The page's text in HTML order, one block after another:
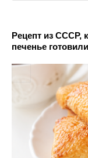
Рецепт из СССР,
печенье